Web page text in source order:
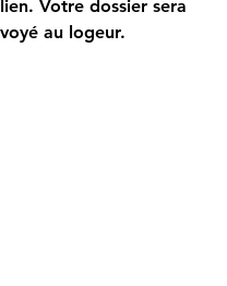
Votre dossier sera
au logeur.